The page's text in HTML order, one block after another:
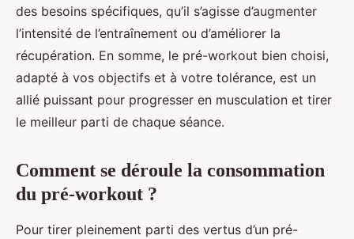
des besoins spécifiques, qu’il s’agisse d’augmenter
l’intensité de l’entraînement ou d’améliorer la
récupération. En somme, le pré-workout bien choisi,
adapté à vos objectifs et à votre tolérance, est un
allié puissant pour progresser en musculation et tirer
le meilleur parti de chaque séance.
Comment se déroule la consommation
du pré-workout ?
Pour tirer pleinement parti des vertus d’un pré-